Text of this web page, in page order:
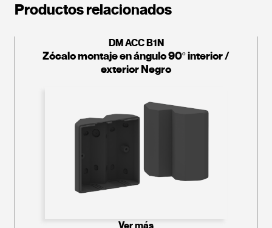
Productos relacionados
DM ACC B1N
Zócalo montaje en ángulo 90º interior /
exterior Negro
Ver más